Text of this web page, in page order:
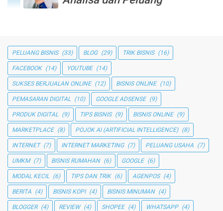
PELUANG BISNIS (33) BLOG (29) TRIK BISNIS (16)
FACEBOOK (14) YOUTUBE (14)
SUKSES BERJUALAN ONLINE (12) BISNIS ONLINE (10)
PEMASARAN DIGITAL (10) GOOGLE ADSENSE (9)
PRODUK DIGITAL (9) TIPS BISNIS (9) BISNIS ONLINE (9)
MARKETPLACE (8) POJOK AI (ARTIFICIAL INTELLIGENCE) (8)
INTERNET (7) INTERNET MARKETING (7) PELUANG USAHA (7)
UMKM (7) BISNIS RUMAHAN (6) GOOGLE (6)
MODAL KECIL (6) TIPS DAN TRIK (6) AGENPOS (4)
BERITA (4) BISNIS KOPI (4) BISNIS MINUMAN (4)
BLOGGER (4) REVIEW (4) SHOPEE (4) WHATSAPP (4)